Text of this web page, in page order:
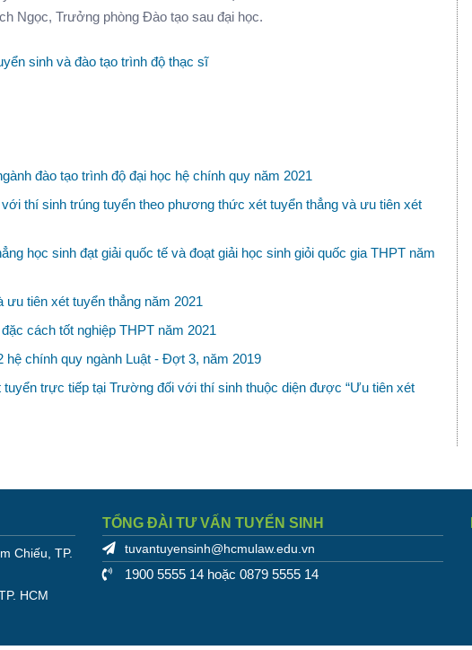
Ngọc, Trưởng phòng Đào tạo sau đại học.
sinh và đào tạo trình độ thạc sĩ
đào tạo trình độ đại học hệ chính quy năm 2021
thí sinh trúng tuyển theo phương thức xét tuyển thẳng và ưu tiên xét
học sinh đạt giải quốc tế và đoạt giải học sinh giỏi quốc gia THPT năm
tiên xét tuyển thẳng năm 2021
cách tốt nghiệp THPT năm 2021
hệ chính quy ngành Luật - Đợt 3, năm 2019
trực tiếp tại Trường đối với thí sinh thuộc diện được “Ưu tiên xét
Chiếu, TP.
HCM
TỔNG ĐÀI TƯ VẤN TUYỂN SINH
tuvantuyensinh@hcmulaw.edu.vn
1900 5555 14 hoặc 0879 5555 14